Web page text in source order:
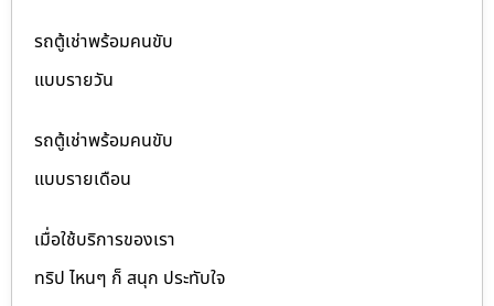
รถตู้เช่าพร้อมคนขับ
แบบรายวัน
รถตู้เช่าพร้อมคนขับ
แบบรายเดือน
เมื่อใช้บริการของเรา
ทริป ไหนๆ ก็ สนุก ประทับใจ